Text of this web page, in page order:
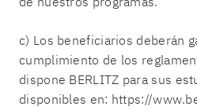
c) Los beneficiarios deberán
cumplimiento de los
dispone BERLITZ para sus
disponibles en: https://